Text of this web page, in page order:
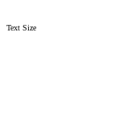
Text Size